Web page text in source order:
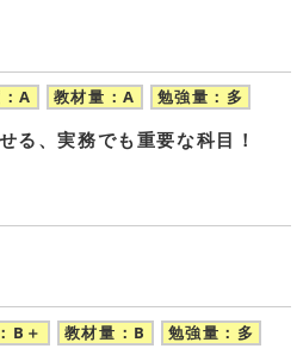
A 教材量：A 勉強量：多
る、実務でも重要な科目！
B＋ 教材量：B 勉強量：多